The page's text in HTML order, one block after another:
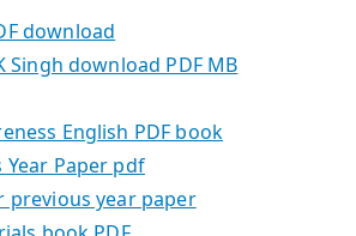
download
Singh download PDF MB
English PDF book
Year Paper pdf
previous year paper